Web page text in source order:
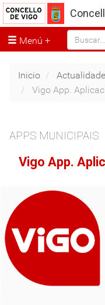
Menú
Inicio Actualidade
Vigo App.
APPS MUNICIPAIS
Vigo App.